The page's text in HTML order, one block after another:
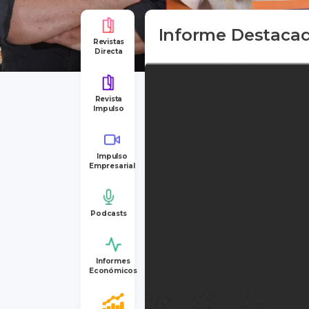
Revistas
Directa
Revista
Impulso
Impulso
Empresarial
Podcasts
Informes
Económicos
Informe